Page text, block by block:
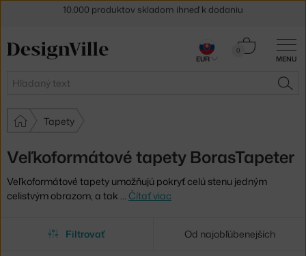
MENU
Hľadať
0
Košík
Tapety
Veľkoformátové tapety BorasTapeter
Veľkoformátové tapety umožňujú pokryť celú stenu jedným
celistvým obrazom, a tak … Čítať viac
Filtrovať Od najobľúbenejších
5 % zľava pre odberateľovnewslettera
30 dní na vrátenie tovaru
EUR